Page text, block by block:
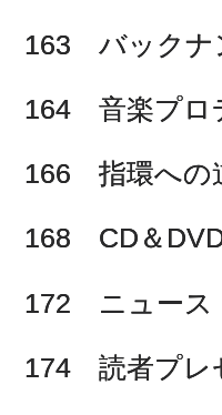
163 バックナ
164 音楽プロ
166 指環への
168 CD＆
172 ニュース
174 読者プレ